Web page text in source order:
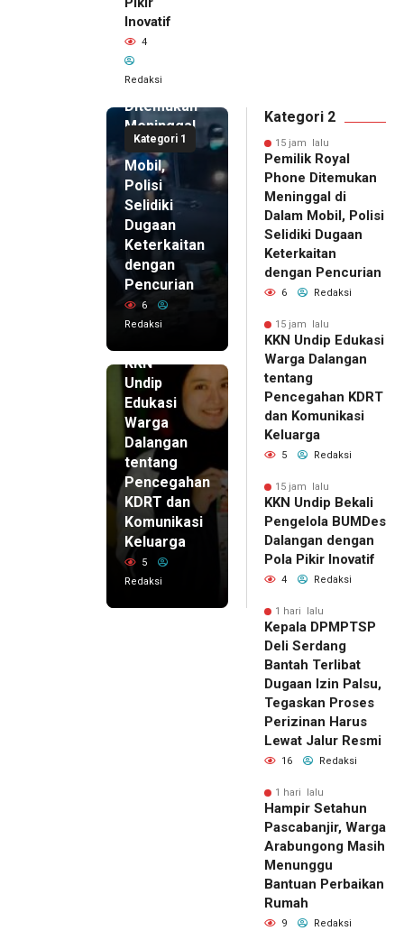
Inovatif
4
Redaksi
Kategori 1
Pemilik
Royal
Phone
Ditemukan
Meninggal
di Dalam
Mobil,
Polisi
Selidiki
Dugaan
Keterkaitan
dengan
Pencurian
6
Redaksi
KKN
Undip
Edukasi
Warga
Dalangan
tentang
Pencegahan
KDRT dan
Komunikasi
Keluarga
5
Redaksi
Kategori 2
15 jam lalu
Pemilik Royal
Phone Ditemukan
Meninggal di
Dalam Mobil, Polisi
Selidiki Dugaan
Keterkaitan
dengan Pencurian
6 Redaksi
15 jam lalu
KKN Undip Edukasi
Warga Dalangan
tentang
Pencegahan KDRT
dan Komunikasi
Keluarga
5 Redaksi
15 jam lalu
KKN Undip Bekali
Pengelola BUMDes
Dalangan dengan
Pola Pikir Inovatif
4 Redaksi
1 hari lalu
Kepala DPMPTSP
Deli Serdang
Bantah Terlibat
Dugaan Izin Palsu,
Tegaskan Proses
Perizinan Harus
Lewat Jalur Resmi
16 Redaksi
1 hari lalu
Hampir Setahun
Pascabanjir, Warga
Arabungong Masih
Menunggu
Bantuan Perbaikan
Rumah
9 Redaksi